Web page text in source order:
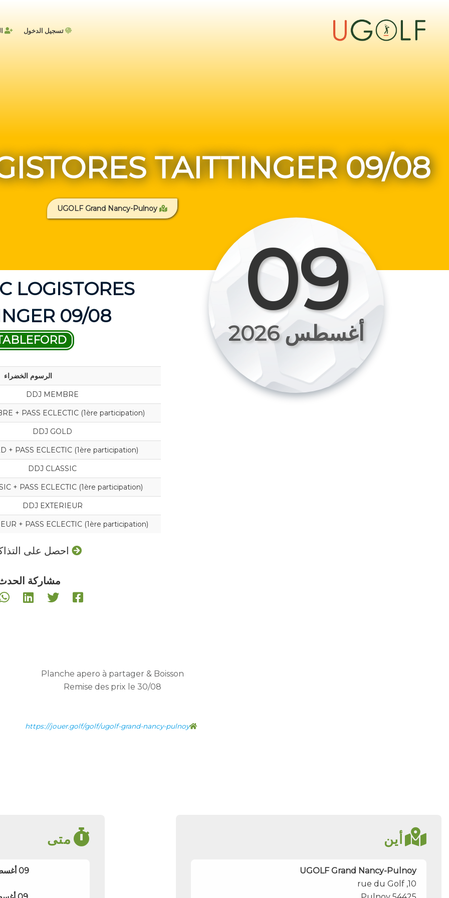
تسجيل الدخول
TAITTINGER 09/08
09
أغسطس 2026
LOGISTORES
09/08
الرسوم الخضراء
DDJ MEMBRE
+ PASS ECLECTIC (1ère participation)
DDJ GOLD
+ PASS ECLECTIC (1ère participation)
DDJ CLASSIC
+ PASS ECLECTIC (1ère participation)
DDJ EXTERIEUR
+ PASS ECLECTIC (1ère participation)
احصل على
مشاركة
Planche apero à partager & Boisson
Remise des prix le 30/08
https://jouer.golf/golf/ugolf-grand-nancy-pulnoy
أين
UGOLF Grand Nancy-Pulnoy
10, rue du Golf
متى
09 أغسطس 2026 07:00 (UTC)